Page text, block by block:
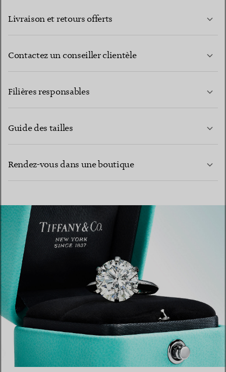
Livraison et retours offerts
Contactez un conseiller clientèle
Filières responsables
Guide des tailles
Rendez-vous dans une boutique
TROUVEZ LA BOUTIQUE LA PLUS PROCHE